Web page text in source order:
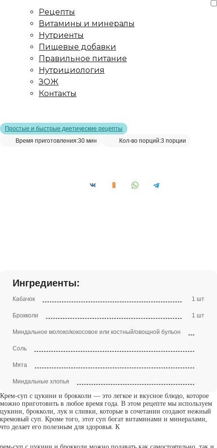
Рецепты
Витамины и минералы
Нутриенты
Пищевые добавки
Правильное питание
Нутрициология
ЗОЖ
Контакты
Простые и быстрые диетические рецепты
Время приготовления:30 мин Кол-во порций:3 порции
Ингредиенты:
Кабачок 1 шт
Брокколи 1 шт
Миндальное молоко/кокосовое или костный/овощной бульон
Соль
Мята
Миндальные хлопья
Крем-суп с цукини и брокколи — это легкое и вкусное блюдо, которое
можно приготовить в любое время года. В этом рецепте мы используем
цукини, брокколи, лук и сливки, которые в сочетании создают нежный
кремовый суп. Кроме того, этот суп богат витаминами и минералами,
что делает его полезным для здоровья. К